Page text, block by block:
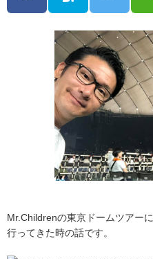
Mr.Childrenの東京ドームツアーに
行ってきた時の話です。